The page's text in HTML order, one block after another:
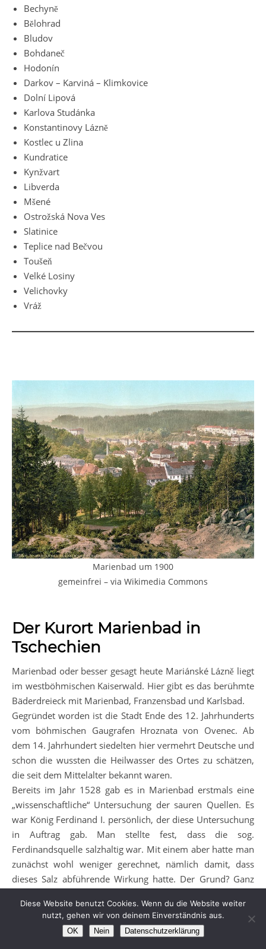
Bechynĕ
Bĕlohrad
Bludov
Bohdaneč
Hodonín
Darkov – Karviná – Klimkovice
Dolní Lipová
Karlova Studánka
Konstantinovy Láznĕ
Kostlec u Zlina
Kundratice
Kynžvart
Libverda
Mšené
Ostrožská Nova Ves
Slatinice
Teplice nad Bečvou
Toušeň
Velké Losiny
Velichovky
Vráž
Marienbad um 1900
gemeinfrei – via Wikimedia Commons
Der Kurort Marienbad in
Tschechien
Marienbad oder besser gesagt heute Mariánské Lázně liegt
im westböhmischen Kaiserwald. Hier gibt es das berühmte
Bäderdreieck mit Marienbad, Franzensbad und Karlsbad.
Gegründet worden ist die Stadt Ende des 12. Jahrhunderts
vom böhmischen Gaugrafen Hroznata von Ovenec. Ab
dem 14. Jahrhundert siedelten hier vermehrt Deutsche und
schon die wussten die Heilwasser des Ortes zu schätzen,
die seit dem Mittelalter bekannt waren.
Bereits im Jahr 1528 gab es in Marienbad erstmals eine
„wissenschaftliche“ Untersuchung der sauren Quellen. Es
war König Ferdinand I. persönlich, der diese Untersuchung
in Auftrag gab. Man stellte fest, dass die sog.
Ferdinandsquelle salzhaltig war. Mit einem aber hatte man
zunächst wohl weniger gerechnet, nämlich damit, dass
dieses Salz abführende Wirkung hatte. Der Grund? Ganz
Was zunächst eher ein Nachteil zu sein schien wandelte
sich schnell zum Vorteil. Es wurden weitere Quellen in
Marienbad gefunden, Heilwirkung hatten sie alle und so
Diese Website benutzt Cookies. Wenn du die Website weiter
nutzt, gehen wir von deinem Einverständnis aus.
OK Nein Datenschutzerklärung